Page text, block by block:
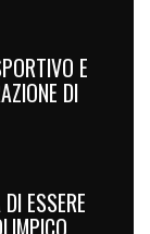
E
DI
ESSERE